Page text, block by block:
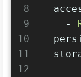
8
9
10
11
12
-